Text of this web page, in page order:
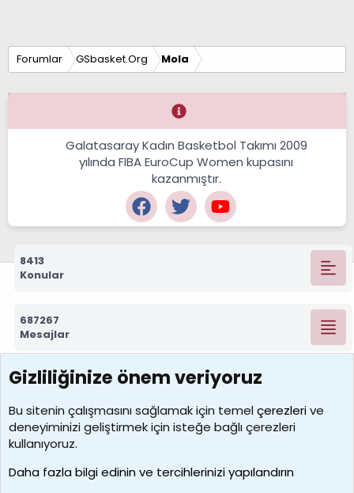
Forumlar GSbasket.Org Mola
Galatasaray Kadın Basketbol Takımı 2009
yılında FIBA EuroCup Women kupasını
kazanmıştır.
8413
Konular
687267
Mesajlar
7388
Kullanıcılar
borabekirogluu
Son üye
Gizliliğinize önem veriyoruz
Bu sitenin çalışmasını sağlamak için temelçerezlerive
deneyiminizi geliştirmek için isteğe bağlı çerezleri
kullanıyoruz.
Daha fazla bilgi edinin ve tercihlerinizi yapılandırın